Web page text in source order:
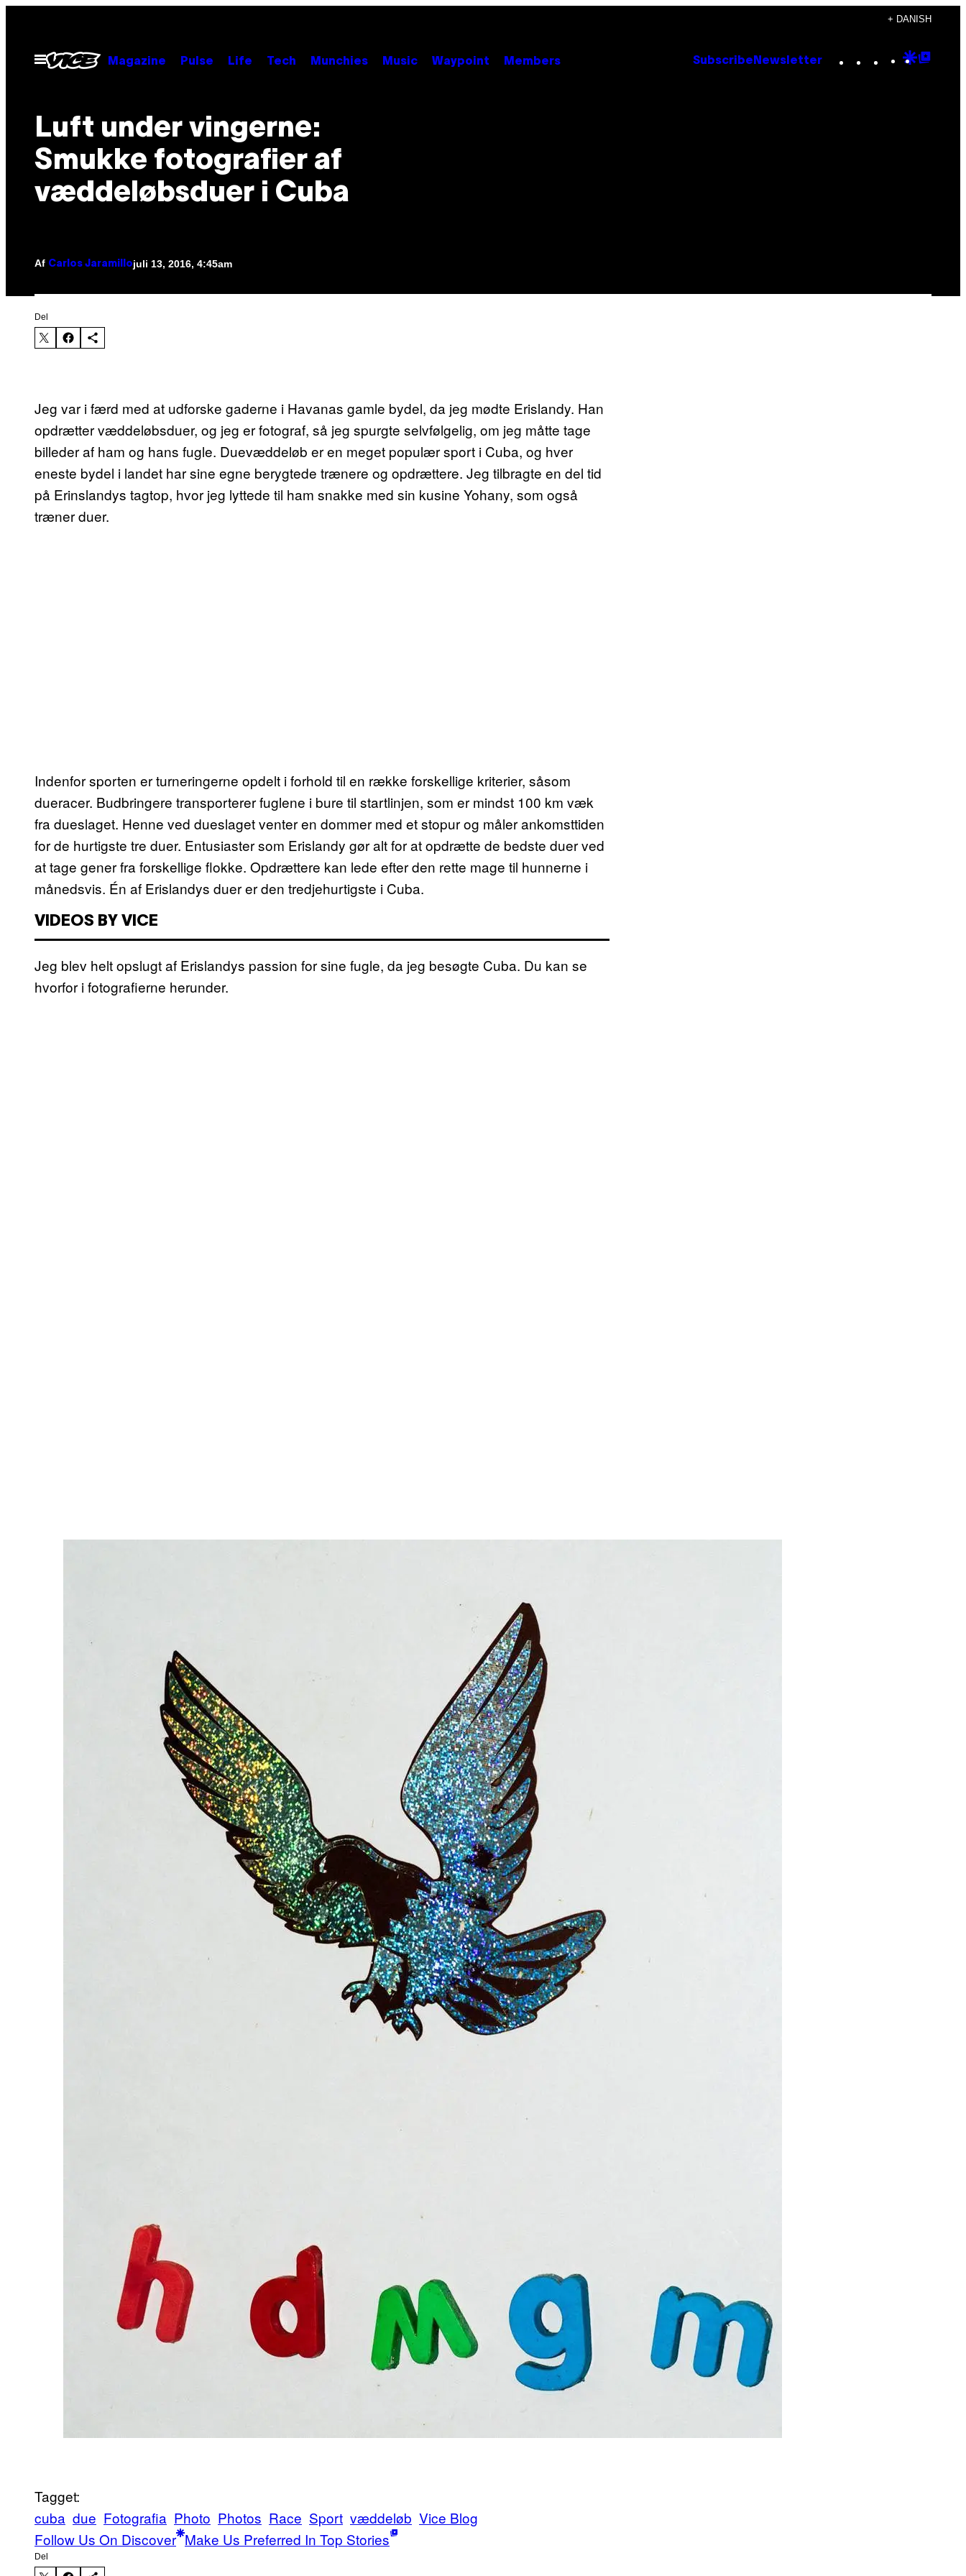
indhold
+ DANISH
Åbn
Menu
Magazine Pulse Life Tech Munchies Music Waypoint Members Subscribe Newsletter Instagram
TikTok
YouTube
Google
Luft under vingerne:
Smukke fotografier af
væddeløbsduer i Cuba
Af Carlos Jaramillojuli 13, 2016, 4:45am
Del
Jeg var i færd med at udforske gaderne i Havanas gamle bydel, da jeg mødte Erislandy. Han
opdrætter væddeløbsduer, og jeg er fotograf, så jeg spurgte selvfølgelig, om jeg måtte tage
billeder af ham og hans fugle. Duevæddeløb er en meget populær sport i Cuba, og hver
eneste bydel i landet har sine egne berygtede trænere og opdrættere. Jeg tilbragte en del tid
på Erinslandys tagtop, hvor jeg lyttede til ham snakke med sin kusine Yohany, som også
træner duer.
Indenfor sporten er turneringerne opdelt i forhold til en række forskellige kriterier, såsom
dueracer. Budbringere transporterer fuglene i bure til startlinjen, som er mindst 100 km væk
fra dueslaget. Henne ved dueslaget venter en dommer med et stopur og måler ankomsttiden
for de hurtigste tre duer. Entusiaster som Erislandy gør alt for at opdrætte de bedste duer ved
at tage gener fra forskellige flokke. Opdrættere kan lede efter den rette mage til hunnerne i
månedsvis. Én af Erislandys duer er den tredjehurtigste i Cuba.
VIDEOS BY VICE
Jeg blev helt opslugt af Erislandys passion for sine fugle, da jeg besøgte Cuba. Du kan se
hvorfor i fotografierne herunder.
Tagget:
cuba due Fotografia Photo Photos Race Sport væddeløb Vice Blog
Follow Us On Discover Make Us Preferred In Top Stories
Del